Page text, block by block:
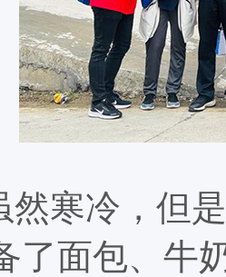
寒冷，但是
了面包、牛